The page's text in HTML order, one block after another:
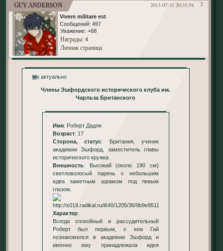
7
2013-07-31 20:33:54
Guy Anderson
Vivere militare est
Сообщений: 497
Уважение: +68
Награды: 4
Личная страница
Не актуально
Члены Эшфордского исторического клуба им.
Чарльза Британского
Имя: Роберт Дадли
Возраст: 17
Сторона, статус: Британия, ученик
академии Эшфорд, заместитель главы
исторического кружка
Внешность: Высокий (около 190 см)
светловолосый парень с небольшим
едва заметным шрамом под левым
глазом.
Характер:
Всегда спокойный и рассудительный
Роберт был первым, с кем Гай
познакомился в академии Эшфорд и
именно ему принадлежала идея